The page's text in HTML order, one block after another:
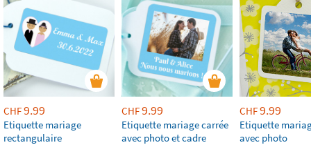
CHF9.99
Etiquette mariage
rectangulaire
CHF9.99
Etiquette mariage carrée
avec photo et cadre
CHF9.99
Etiquette
avec photo